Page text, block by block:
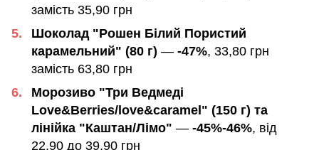
замість 35,90 грн
Шоколад "Рошен Білий Пористий
карамельний" (80 г) — -47%, 33,80 грн
замість 63,80 грн
Морозиво "Три Ведмеді
Love&Berries/love&caramel" (150 г) та
лінійка "Каштан/Лімо" — -45%-46%, від
22,90 до 39,90 грн